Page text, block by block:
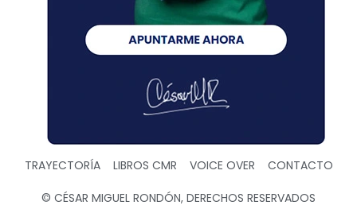
TRAYECTORÍA LIBROS CMR VOICE OVER CONTACTO
© CÉSAR MIGUEL RONDÓN, DERECHOS RESERVADOS